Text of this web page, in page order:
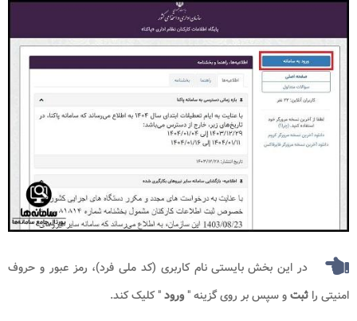
در این بخش بایستی نام کاربری (کد ملی فرد)، رمز عبور و حروف
امنیتی را ثبتو سپس بر روی گزینه "ورود" کلیک کند.